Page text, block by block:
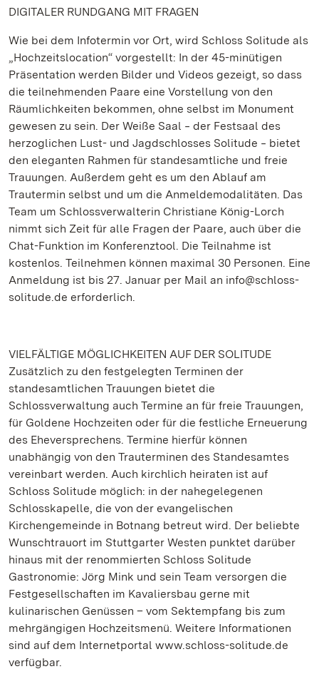
DIGITALER RUNDGANG MIT FRAGEN
Wie bei dem Infotermin vor Ort, wird Schloss Solitude als
„Hochzeitslocation“ vorgestellt: In der 45-minütigen
Präsentation werden Bilder und Videos gezeigt, so dass
die teilnehmenden Paare eine Vorstellung von den
Räumlichkeiten bekommen, ohne selbst im Monument
gewesen zu sein. Der Weiße Saal ‒ der Festsaal des
herzoglichen Lust- und Jagdschlosses Solitude ‒ bietet
den eleganten Rahmen für standesamtliche und freie
Trauungen. Außerdem geht es um den Ablauf am
Trautermin selbst und um die Anmeldemodalitäten. Das
Team um Schlossverwalterin Christiane König-Lorch
nimmt sich Zeit für alle Fragen der Paare, auch über die
Chat-Funktion im Konferenztool. Die Teilnahme ist
kostenlos. Teilnehmen können maximal 30 Personen. Eine
Anmeldung ist bis 27. Januar per Mail an info@schloss-
solitude.de erforderlich.
VIELFÄLTIGE MÖGLICHKEITEN AUF DER SOLITUDE
Zusätzlich zu den festgelegten Terminen der
standesamtlichen Trauungen bietet die
Schlossverwaltung auch Termine an für freie Trauungen,
für Goldene Hochzeiten oder für die festliche Erneuerung
des Eheversprechens. Termine hierfür können
unabhängig von den Trauterminen des Standesamtes
vereinbart werden. Auch kirchlich heiraten ist auf
Schloss Solitude möglich: in der nahegelegenen
Schlosskapelle, die von der evangelischen
Kirchengemeinde in Botnang betreut wird. Der beliebte
Wunschtrauort im Stuttgarter Westen punktet darüber
hinaus mit der renommierten Schloss Solitude
Gastronomie: Jörg Mink und sein Team versorgen die
Festgesellschaften im Kavaliersbau gerne mit
kulinarischen Genüssen – vom Sektempfang bis zum
mehrgängigen Hochzeitsmenü. Weitere Informationen
sind auf dem Internetportal www.schloss-solitude.de
verfügbar.